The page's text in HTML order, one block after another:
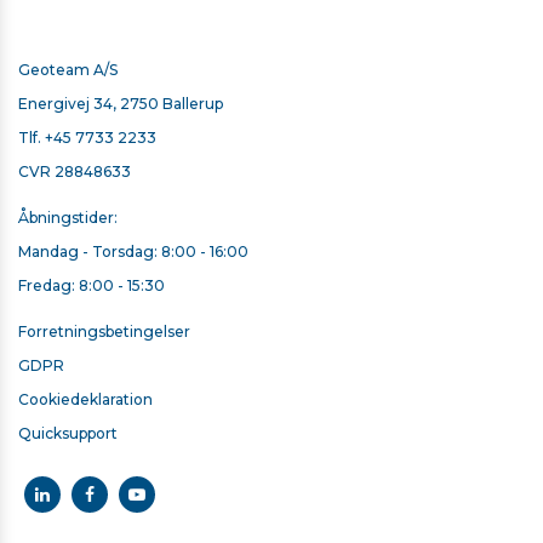
gødningsforbruget og øger udbyttet.
Øvrige informationer
& T30
Geoteam A/S
Energivej 34, 2750 Ballerup
Tlf. +45 7733 2233
CVR 28848633
Åbningstider:
Mandag - Torsdag: 8:00 - 16:00
Fredag: 8:00 - 15:30
Forretningsbetingelser
GDPR
Cookiedeklaration
Quicksupport